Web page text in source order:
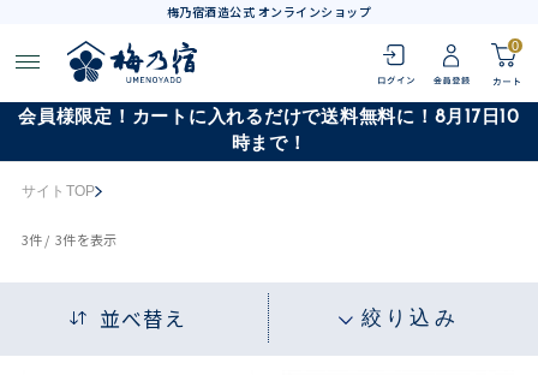
梅乃宿酒造公式 オンラインショップ
0
会員様限定！カートに入れるだけで送料無料に！8月17日10
時まで！
サイトTOP
3件 / 3件を表示
並べ替え 絞り込み